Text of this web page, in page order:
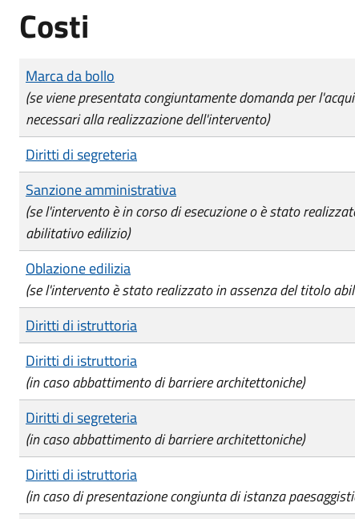
Costi
Tipo di pagamento
Importo
Marca da bollo
(se viene presentata congiuntamente domanda per
necessari alla realizzazione dell'intervento)
Diritti di segreteria
Sanzione amministrativa
(se l'intervento è in corso di esecuzione o è stato
abilitativo edilizio)
Oblazione edilizia
(se l'intervento è stato realizzato in assenza del titolo
Diritti di istruttoria
Diritti di istruttoria
(in caso abbattimento di barriere architettoniche)
Diritti di segreteria
(in caso abbattimento di barriere architettoniche)
Diritti di istruttoria
(in caso di presentazione congiunta di istanza